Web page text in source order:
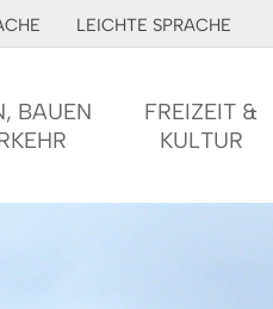
LEICHTE SPRACHE
BAUEN
FREIZEIT &
KULTUR